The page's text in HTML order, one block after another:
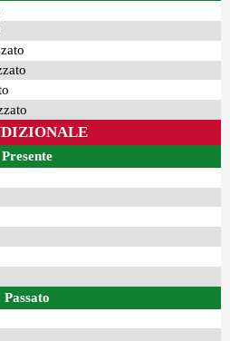
Presente
Passato